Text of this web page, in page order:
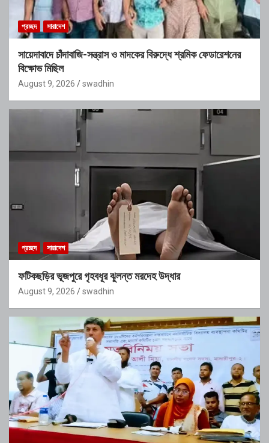
প্রচ্ছদ সারাদেশ
সায়েদাবাদে চাঁদাবাজি-সন্ত্রাস ও মাদকের বিরুদ্ধে শ্রমিক ফেডারেশনের
বিক্ষোভ মিছিল
August 9, 2026 swadhin
প্রচ্ছদ সারাদেশ
ফটিকছড়ির ভূজপুরে গৃহবধূর ঝুলন্ত মরদেহ উদ্ধার
August 9, 2026 swadhin